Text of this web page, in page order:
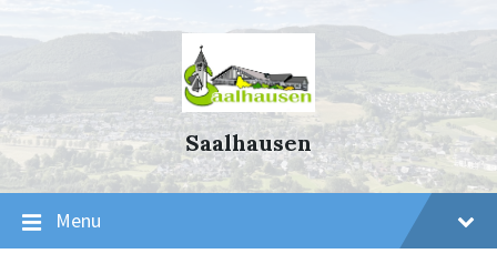
Saalhausen
Menu